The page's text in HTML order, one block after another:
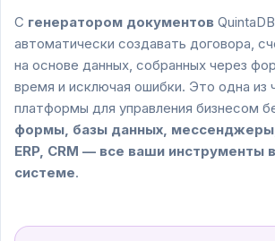
С генератором документов
автоматически создавать договора,
на основе данных, собранных через
время и исключая ошибки. Это одна из
платформы для управления бизнесом
формы, базы данных,
ERP, CRM — все ваши инструменты
системе.